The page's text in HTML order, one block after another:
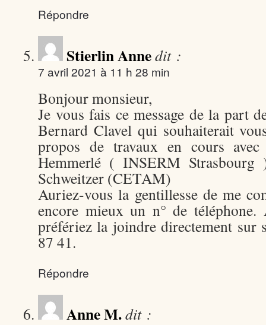
Répondre
Stierlin Annedit :
7 avril 2021 à 11 h 28 min
Bonjour monsieur,
Je vous fais ce message de la part
Bernard Clavel qui souhaiterait
propos de travaux en cours avec
Hemmerlé ( INSERM
Schweitzer (CETAM)
Auriez-vous la gentillesse de me
encore mieux un n° de
préfériez la joindre directement sur
87 41.
Répondre
Anne M.dit :